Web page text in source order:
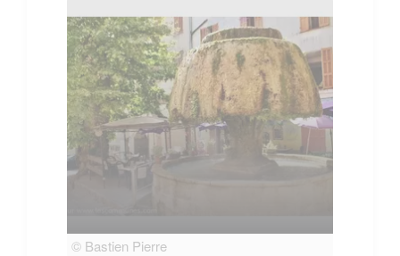
© Bastien Pierre